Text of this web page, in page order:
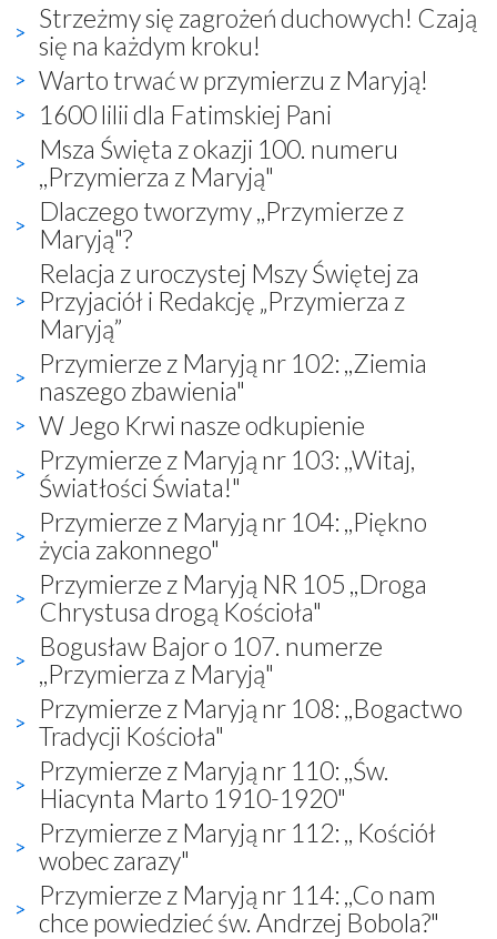
Strzeżmy się zagrożeń duchowych! Czają
się na każdym kroku!
Warto trwać w przymierzu z Maryją!
1600 lilii dla Fatimskiej Pani
Msza Święta z okazji 100. numeru
,,Przymierza z Maryją"
Dlaczego tworzymy ,,Przymierze z
Maryją"?
Relacja z uroczystej Mszy Świętej za
Przyjaciół i Redakcję „Przymierza z
Maryją”
Przymierze z Maryją nr 102: ,,Ziemia
naszego zbawienia"
W Jego Krwi nasze odkupienie
Przymierze z Maryją nr 103: ,,Witaj,
Światłości Świata!"
Przymierze z Maryją nr 104: ,,Piękno
życia zakonnego"
Przymierze z Maryją NR 105 ,,Droga
Chrystusa drogą Kościoła"
Bogusław Bajor o 107. numerze
,,Przymierza z Maryją"
Przymierze z Maryją nr 108: ,,Bogactwo
Tradycji Kościoła"
Przymierze z Maryją nr 110: ,,Św.
Hiacynta Marto 1910-1920"
Przymierze z Maryją nr 112: ,, Kościół
wobec zarazy"
Przymierze z Maryją nr 114: ,,Co nam
chce powiedzieć św. Andrzej Bobola?"